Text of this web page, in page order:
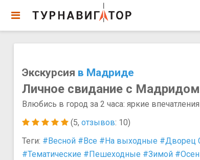
Экскурсия в Мадриде
Личное свидание с Мадридом
Влюбись в город за 2 часа: яркие
(5, отзывов: 10)
Теги: #Весной #Все #На выходные #Дворец
#Тематические #Пешеходные #Зимой